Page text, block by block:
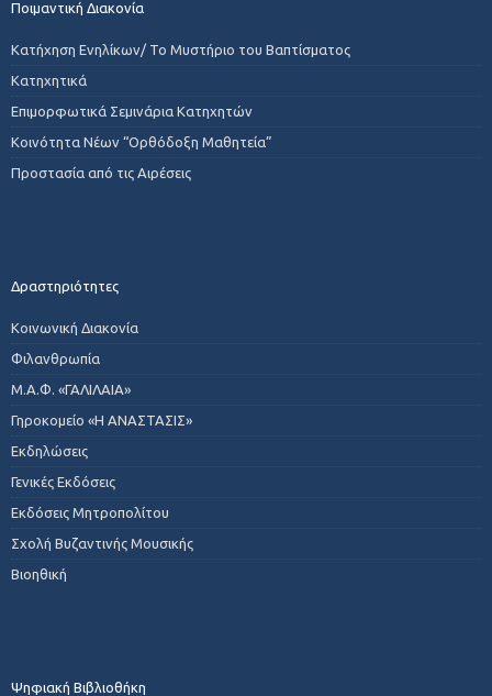
Ποιμαντική Διακονία
Κατήχηση Ενηλίκων/ Το Μυστήριο του Βαπτίσματος
Κατηχητικά
Επιμορφωτικά Σεμινάρια Κατηχητών
Κοινότητα Νέων “Ορθόδοξη Μαθητεία”
Προστασία από τις Αιρέσεις
Δραστηριότητες
Κοινωνική Διακονία
Φιλανθρωπία
Μ.Α.Φ. «ΓΑΛΙΛΑΙΑ»
Γηροκομείο «Η ΑΝΑΣΤΑΣΙΣ»
Εκδηλώσεις
Γενικές Εκδόσεις
Εκδόσεις Μητροπολίτου
Σχολή Βυζαντινής Μουσικής
Βιοηθική
Ψηφιακή Βιβλιοθήκη